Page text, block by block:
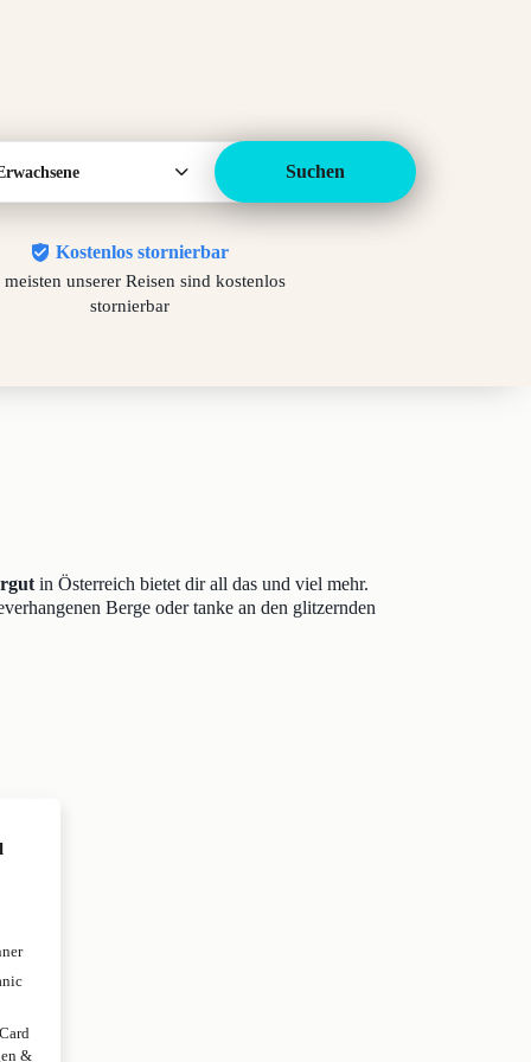
Suchen
Kostenlos stornierbar
meisten unserer Reisen sind kostenlos
stornierbar
in Österreich bietet dir all das und viel mehr.
Berge oder tanke an den glitzernden
&